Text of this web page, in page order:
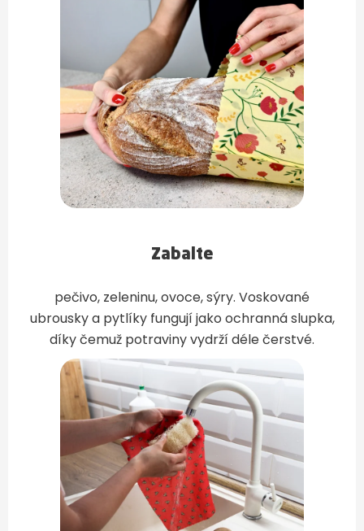
Zabalte
pečivo, zeleninu, ovoce, sýry. Voskované
ubrousky a pytlíky fungují jako ochranná slupka,
díky čemuž potraviny vydrží déle čerstvé.